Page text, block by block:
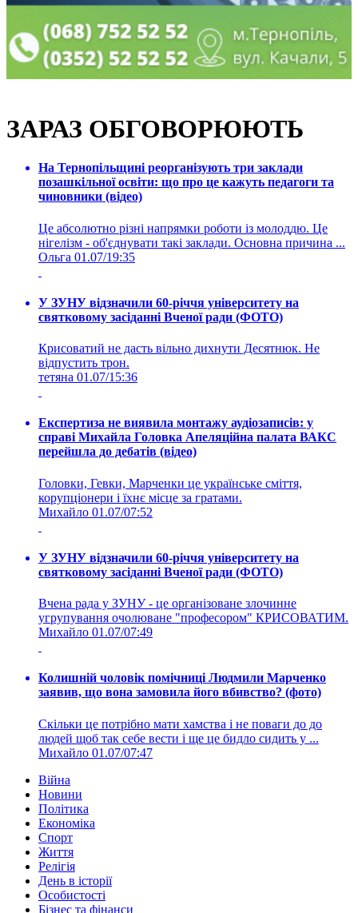
ЗАРАЗ ОБГОВОРЮЮТЬ
На Тернопільщині реорганізують три заклади
позашкільної освіти: що про це кажуть педагоги та
чиновники (відео)
Це абсолютно різні напрямки роботи із молоддю. Це
нігелізм - об'єднувати такі заклади. Основна причина ...
Ольга 01.07/19:35
У ЗУНУ відзначили 60-річчя університету на
святковому засіданні Вченої ради (ФОТО)
Крисоватий не дасть вільно дихнути Десятнюк. Не
відпустить трон.
тетяна 01.07/15:36
Експертиза не виявила монтажу аудіозаписів: у
справі Михайла Головка Апеляційна палата ВАКС
перейшла до дебатів (відео)
Головки, Гевки, Марченки це українське сміття,
корупціонери і їхнє місце за гратами.
Михайло 01.07/07:52
У ЗУНУ відзначили 60-річчя університету на
святковому засіданні Вченої ради (ФОТО)
Вчена рада у ЗУНУ - це організоване злочинне
угрупування очолюване "професором" КРИСОВАТИМ.
Михайло 01.07/07:49
Колишній чоловік помічниці Людмили Марченко
заявив, що вона замовила його вбивство? (фото)
Скільки це потрібно мати хамства і не поваги до до
людей щоб так себе вести і ще це бидло сидить у ...
Михайло 01.07/07:47
Війна
Новини
Політика
Економіка
Спорт
Життя
Релігія
День в історії
Особистості
Бізнес та фінанси